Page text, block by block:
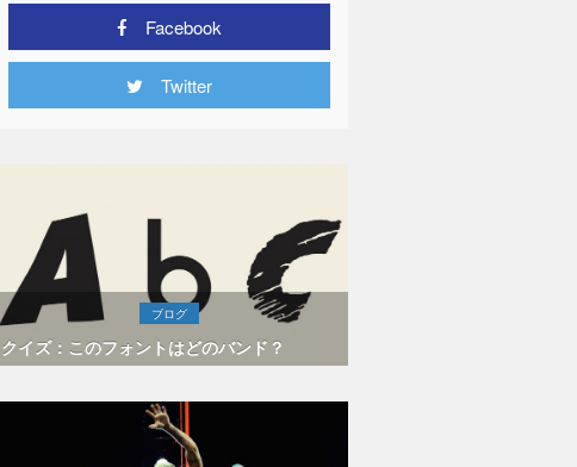
Facebook
Twitter
ブログ
クイズ：このフォントはどのバンド？